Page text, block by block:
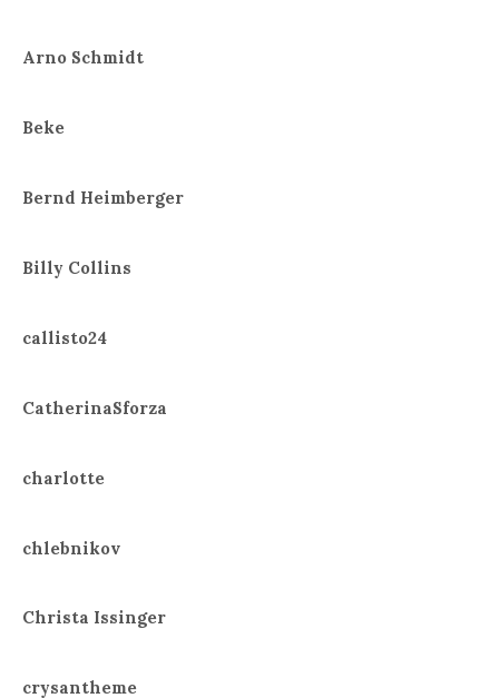
Arno Schmidt
Beke
Bernd Heimberger
Billy Collins
callisto24
CatherinaSforza
charlotte
chlebnikov
Christa Issinger
crysantheme